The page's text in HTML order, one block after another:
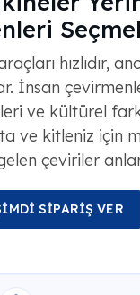
hızlıdır,
İnsan
ve kültürel
ve kitleniz için
çeviriler
SİPARİŞ VER